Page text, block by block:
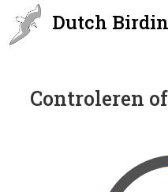
Dutch
Controleren